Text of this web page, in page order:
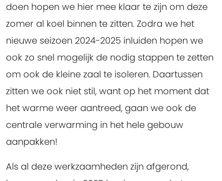
doen hopen we hier mee klaar te zijn om deze
zomer al koel binnen te zitten. Zodra we het
nieuwe seizoen 2024-2025 inluiden hopen we
ook zo snel mogelijk de nodig stappen te zetten
om ook de kleine zaal te isoleren. Daartussen
zitten we ook niet stil, want op het moment dat
het warme weer aantreed, gaan we ook de
centrale verwarming in het hele gebouw
aanpakken!
Als al deze werkzaamheden zijn afgerond,